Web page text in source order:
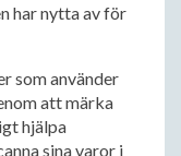
har nytta av för
som använder
att märka
hjälpa
sina varor i